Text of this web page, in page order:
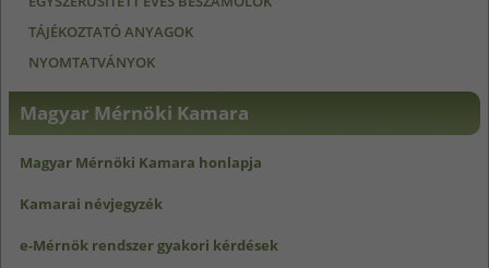
TÁJÉKOZTATÓ ANYAGOK
NYOMTATVÁNYOK
Magyar Mérnöki Kamara
Magyar Mérnöki Kamara honlapja
Kamarai névjegyzék
e-Mérnök rendszer gyakori kérdések